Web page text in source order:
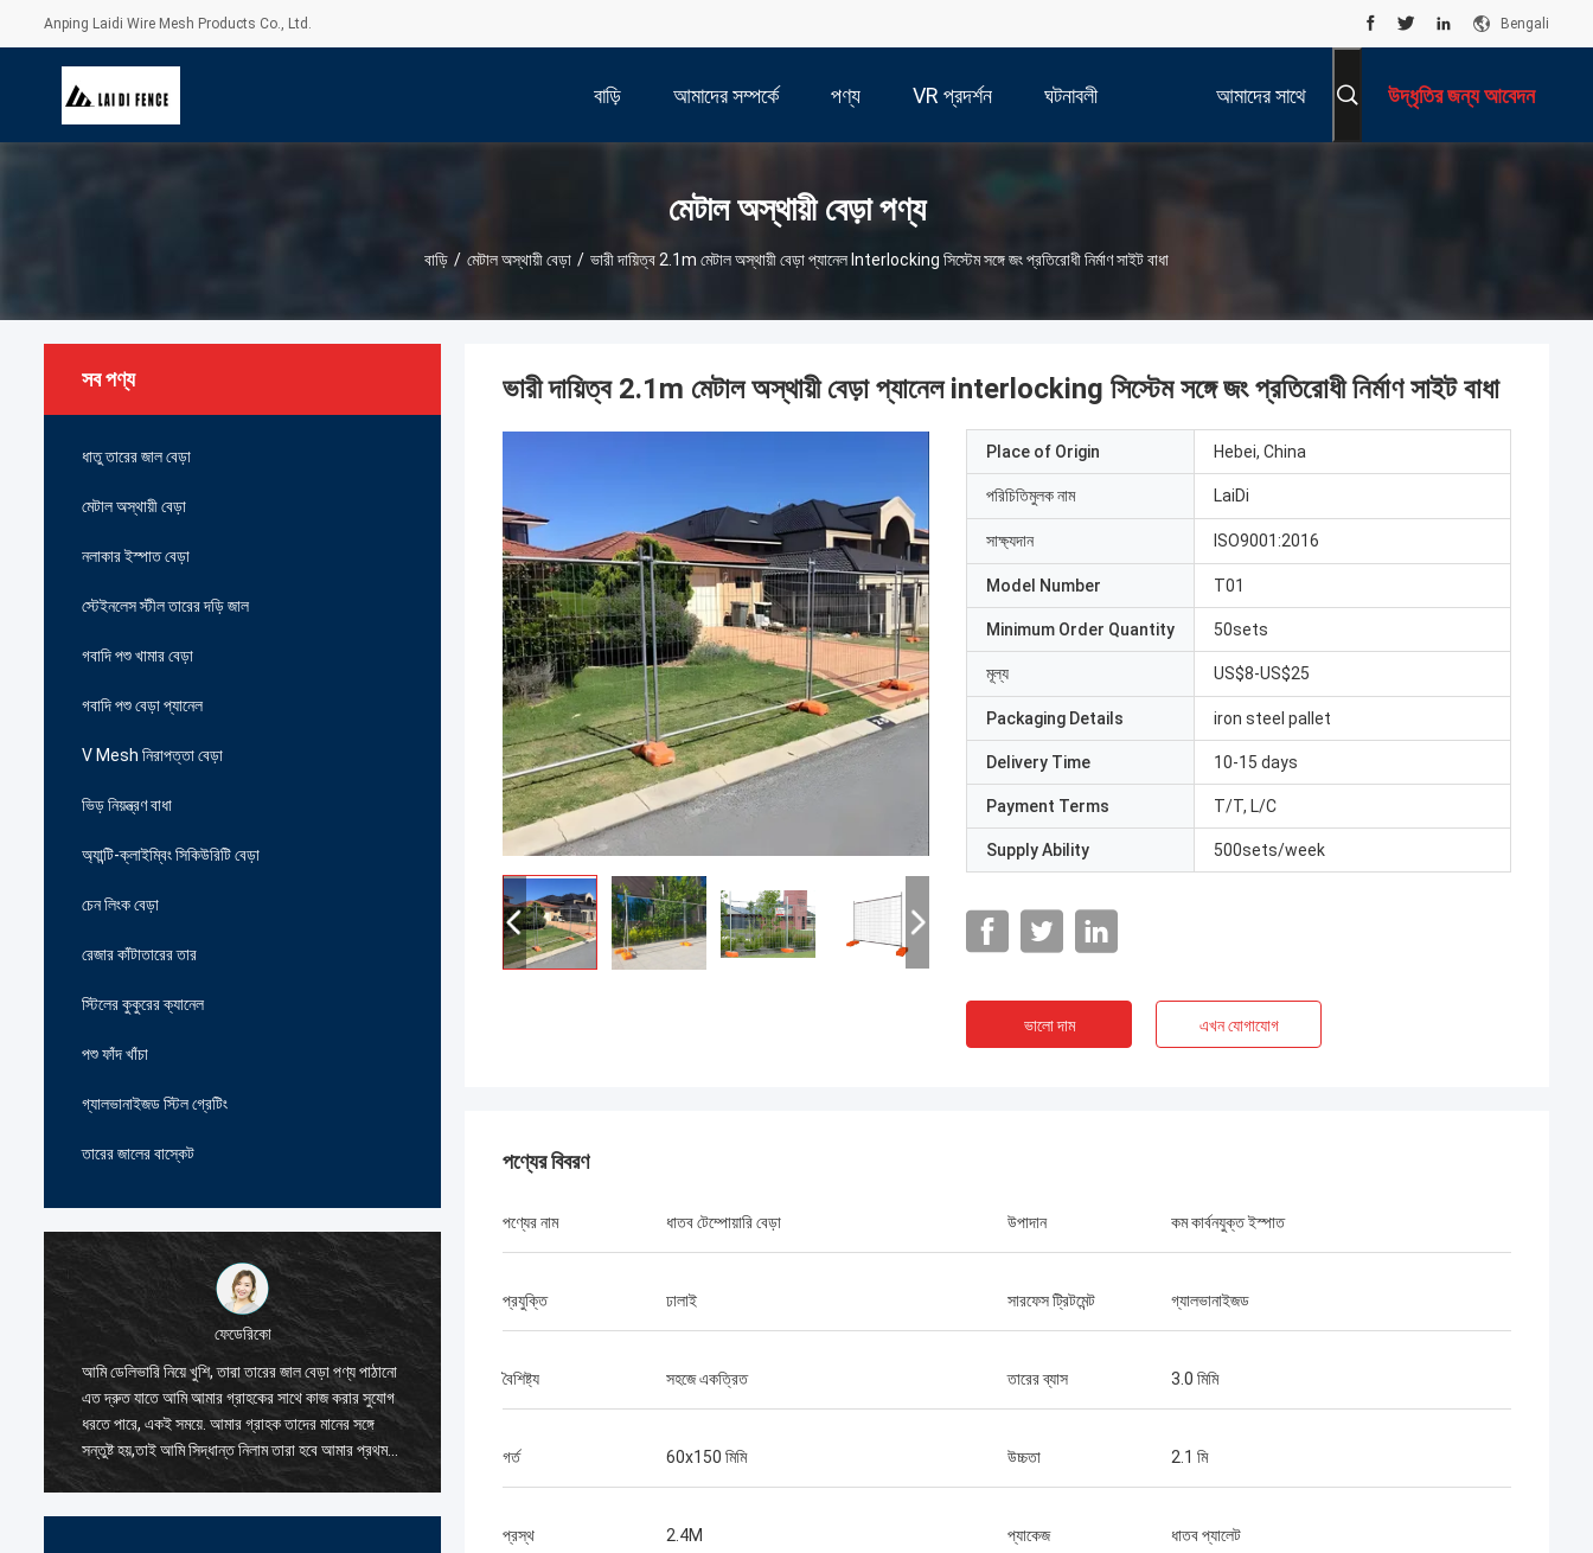
Anping Laidi Wire Mesh Products Co., Ltd. Bengali
বাড়ি আমাদের সম্পর্কে পণ্য VR প্রদর্শন ঘটনাবলী আমাদের সাথে উদ্ধৃতির জন্য আবেদন
মেটাল অস্থায়ী বেড়া পণ্য
বাড়ি / মেটাল অস্থায়ী বেড়া / ভারী দায়িত্ব 2.1m মেটাল অস্থায়ী বেড়া প্যানেল Interlocking সিস্টেম সঙ্গে জং প্রতিরোধী নির্মাণ সাইট বাধা
সব পণ্য
ধাতু তারের জাল বেড়া
মেটাল অস্থায়ী বেড়া
নলাকার ইস্পাত বেড়া
স্টেইনলেস স্টীল তারের দড়ি জাল
গবাদি পশু খামার বেড়া
গবাদি পশু বেড়া প্যানেল
V Mesh নিরাপত্তা বেড়া
ভিড় নিয়ন্ত্রণ বাধা
অ্যান্টি-ক্লাইম্বিং সিকিউরিটি বেড়া
চেন লিংক বেড়া
রেজার কাঁটাতারের তার
স্টিলের কুকুরের ক্যানেল
পশু ফাঁদ খাঁচা
গ্যালভানাইজড স্টিল গ্রেটিং
তারের জালের বাস্কেট
তারের জাল বেড়া পণ্য পাঠানো
গ্রাহকের সাথে কাজ করার সুযোগ
গ্রাহক তাদের মানের সঙ্গে
নিলাম তারা হবে আমার প্রথম
বেড়া পণ্য.
তারের জাল বেড়া পণ্য সরবরাহকারী আমার প্রতি খুব ধৈর্যশীল
এবং সদয়, তারা আমাকে পণ্য সম্পর্কে অনেক ধারণা পরামর্শ, তাই
আমি তাদের সাথে কাজ করার সিদ্ধান্ত নিয়েছে। এমনকি প্রথম
আদেশ দুই অনেক নয়।কিন্তু তাদের দাম খুবই
প্রতিযোগিতামূলক এবং আমি গুণমান নিয়েও সন্তুষ্ট, খুব
আবদুল্লাহ
আপনার তারের জাল বেড়া পণ্য মানের চমত্কার এবং স্থিতিশীল,
সহযোগিতা করবে।
ভারী দায়িত্ব 2.1m মেটাল অস্থায়ী বেড়া প্যানেল interlocking সিস্টেম সঙ্গে জং প্রতিরোধী নির্মাণ সাইট বাধা
Place of Origin Hebei, China
পরিচিতিমুলক নাম LaiDi
সাক্ষ্যদান ISO9001:2016
Model Number T01
Minimum Order Quantity 50sets
মূল্য US$8-US$25
Packaging Details iron steel pallet
Delivery Time 10-15 days
Payment Terms T/T, L/C
Supply Ability 500sets/week
ভালো দাম এখন যোগাযোগ
পণ্যের বিবরণ
পণ্যের নাম ধাতব টেম্পোয়ারি বেড়া উপাদান কম কার্বনযুক্ত ইস্পাত
প্রযুক্তি ঢালাই সারফেস ট্রিটমেন্ট গ্যালভানাইজড
বৈশিষ্ট্য সহজে একত্রিত তারের ব্যাস 3.0 মিমি
গর্ত 60x150 মিমি উচ্চতা 2.1 মি
প্রস্থ 2.4M প্যাকেজ ধাতব প্যালেট